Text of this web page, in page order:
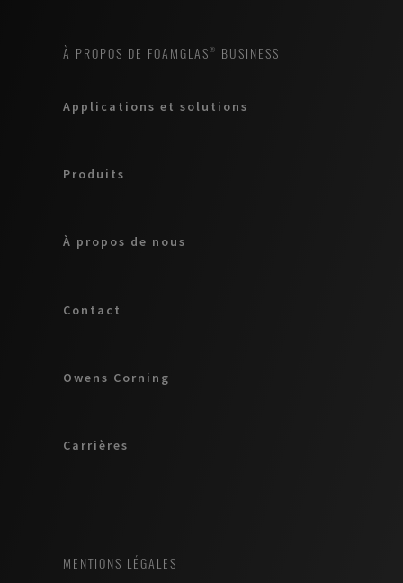
À PROPOS DE FOAMGLAS® BUSINESS
Applications et solutions
Produits
À propos de nous
Contact
Owens Corning
Carrières
MENTIONS LÉGALES